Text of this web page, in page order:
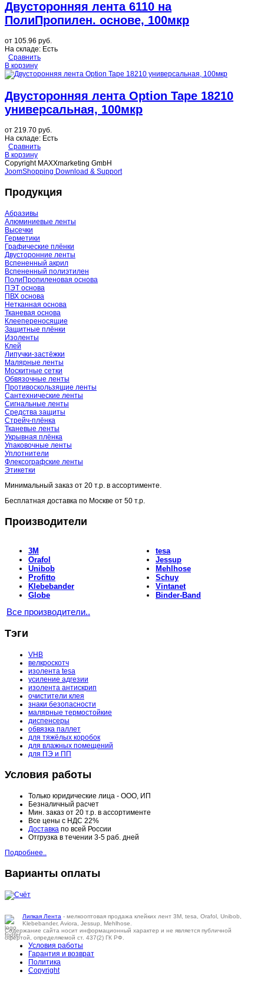
Двусторонняя лента 6110 на
ПолиПропилен. основе, 100мкр
от 105.96 руб.
На складе: Есть
Сравнить
В корзину
Двусторонняя лента Option Tape 18210
универсальная, 100мкр
от 219.70 руб.
На складе: Есть
Сравнить
В корзину
Copyright MAXXmarketing GmbH
JoomShopping Download & Support
Продукция
Абразивы
Алюминиевые ленты
Высечки
Герметики
Графические плёнки
Двусторонние ленты
Вспененный акрил
Вспененный полиэтилен
ПолиПропиленовая основа
ПЭТ основа
ПВХ основа
Нетканная основа
Тканевая основа
Клеепереносящие
Защитные плёнки
Изоленты
Клей
Липучки-застёжки
Малярные ленты
Москитные сетки
Обвязочные ленты
Противоскользящие ленты
Сантехнические ленты
Сигнальные ленты
Средства защиты
Стрейч-плёнка
Тканевые ленты
Укрывная плёнка
Упаковочные ленты
Уплотнители
Флексографские ленты
Этикетки
Минимальный заказ от 20 т.р. в ассортименте.
Бесплатная доставка по Москве от 50 т.р.
Производители
3M
Orafol
Unibob
Profitto
Klebebander
Globe
tesa
Jessup
Mehlhose
Schuy
Vintanet
Binder-Band
Все производители..
Тэги
VHB
велкроскотч
изолента tesa
усиление адгезии
изолента антискрип
очистители клея
знаки безопасности
малярные термостойкие
диспенсеры
обвязка паллет
для тяжёлых коробок
для влажных помещений
для ПЭ и ПП
Условия работы
Только юридические лица - ООО, ИП
Безналичный расчет
Мин. заказ от 20 т.р. в ассортименте
Все цены с НДС 22%
Доставка по всей России
Отгрузка в течении 3-5 раб. дней
Подробнее..
Варианты оплаты
Липкая Лента - мелкооптовая продажа клейких лент 3M, tesa, Orafol, Unibob,
Klebebander, Aviora, Jessup, Mehlhose.
Содержание сайта носит информационный характер и не является публичной
офертой, определяемой ст. 437(2) ГК РФ.
Условия работы
Гарантия и возврат
Политика
Copyright